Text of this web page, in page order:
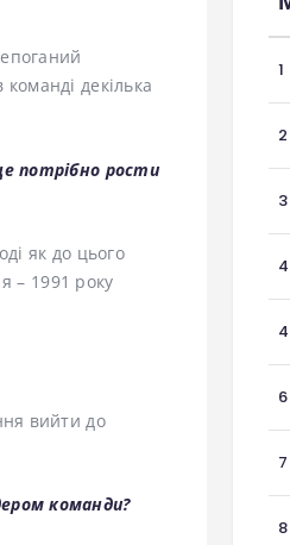
декілька
потрібно рости
як до цього
– 1991 року
вийти до
команди?
1
2
3
4
4
6
7
8